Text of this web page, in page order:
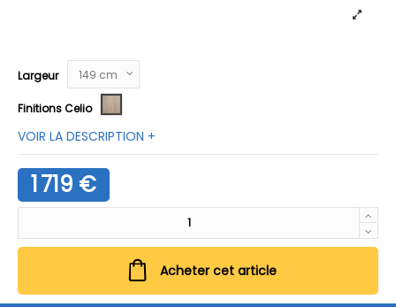
Largeur
Finitions Celio
VOIR LA DESCRIPTION +
1 719 €
Acheter cet article